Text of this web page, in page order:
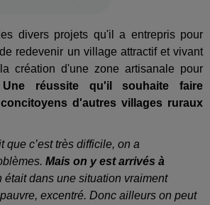
divers projets qu'il a entrepris pour
redevenir un village attractif et vivant
création d'une zone artisanale pour
Une réussite qu'il souhaite faire
d'autres villages ruraux
que c’est très difficile, on a
Mais on y est arrivés à
était dans une situation vraiment
excentré. Donc ailleurs on peut